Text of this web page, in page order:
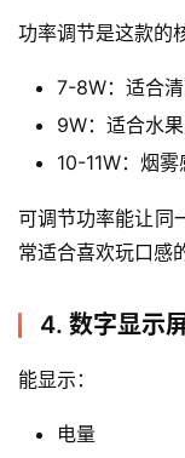
功率调节是这款的
7-8W：适合
9W：适合水
10-11W：烟
可调节功率能让同
常适合喜欢玩口感
4. 数字显示
能显示：
电量